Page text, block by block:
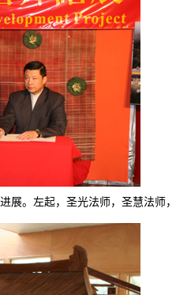
。左起，圣光法师，圣慧法师